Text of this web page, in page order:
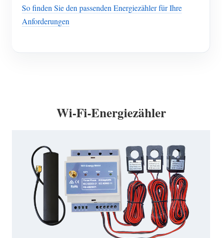
So finden Sie den passenden Energiezähler für Ihre
Anforderungen
Wi-Fi-Energiezähler